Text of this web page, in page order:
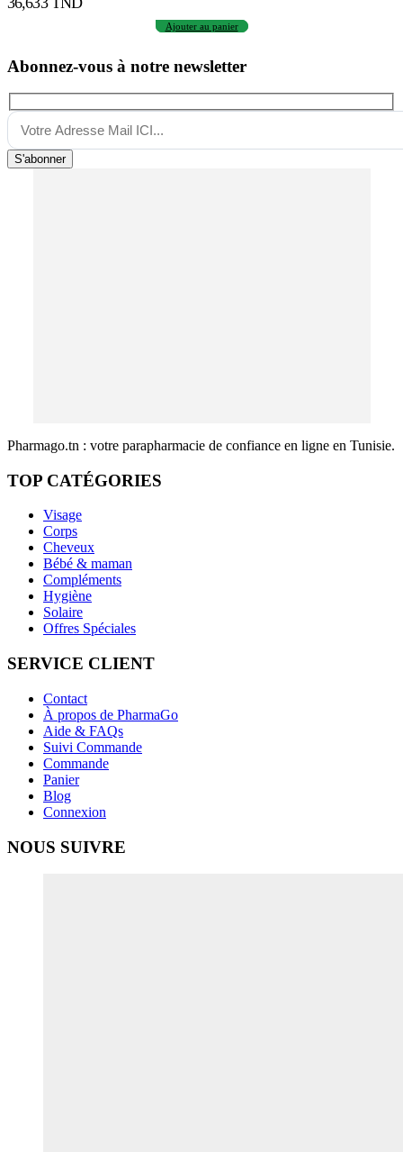
Ajouter au panier
Abonnez-vous à notre newsletter
S'abonner
Pharmago.tn : votre parapharmacie de confiance en ligne en Tunisie.
TOP CATÉGORIES
Visage
Corps
Cheveux
Bébé & maman
Compléments
Hygiène
Solaire
Offres Spéciales
SERVICE CLIENT
Contact
À propos de PharmaGo
Aide & FAQs
Suivi Commande
Commande
Panier
Blog
Connexion
NOUS SUIVRE